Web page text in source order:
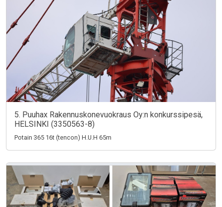
5. Puuhax Rakennuskonevuokraus Oy:n konkurssipesä,
HELSINKI (3350563-8)
Potain 365 16t (tencon) H.U.H 65m